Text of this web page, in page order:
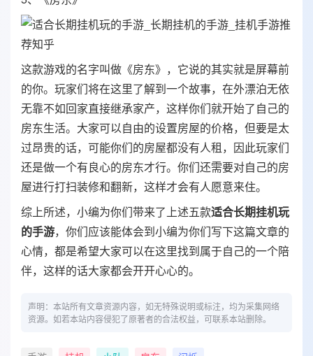
这款游戏的名字叫做《房东》，它说的其实就是屏幕前
的你。玩家们将在这里了解到一个故事，在外漂泊无依
无靠不如回家直接继承家产，这样你们就开始了自己的
房东生活。大家可以自由的设置房屋的价格，但要是太
过昂贵的话，可能你们的房屋都没有人租，因此玩家们
还是做一个有良心的房东才行。你们还需要对自己的房
屋进行打扫装修和翻新，这样才会有人愿意来住。
综上所述，小编为你们带来了上述五款适合长期挂机玩
的手游，你们应该能体会到小编为你们写下这篇文章的
心情，都是希望大家可以在这里找到属于自己的一个陪
伴，这样的话大家都会开开心心的。
声明：本站所有文章资源内容，如无特殊说明或标注，均为采集网络
资源。如若本站内容侵犯了原著者的合法权益，可联系本站删除。